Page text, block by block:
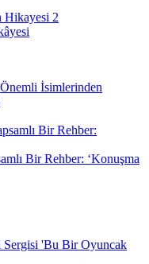
İsimlerinden
Bir Rehber: ‘Konuşma